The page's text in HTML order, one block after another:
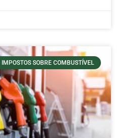
IMPOSTOS SOBRE COMBUSTÍVEL